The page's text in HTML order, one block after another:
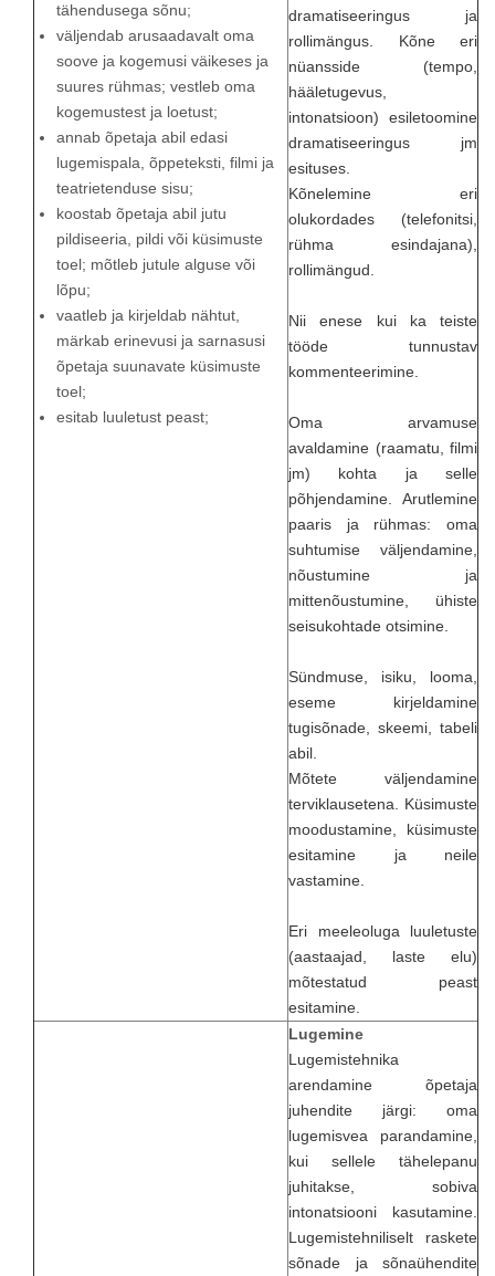
tähendusega sõnu;
väljendab arusaadavalt oma
soove ja kogemusi väikeses ja
suures rühmas; vestleb oma
kogemustest ja loetust;
annab õpetaja abil edasi
lugemispala, õppeteksti, filmi ja
teatrietenduse sisu;
koostab õpetaja abil jutu
pildiseeria, pildi või küsimuste
toel; mõtleb jutule alguse või
lõpu;
vaatleb ja kirjeldab nähtut,
märkab erinevusi ja sarnasusi
õpetaja suunavate küsimuste
toel;
esitab luuletust peast;
dramatiseeringus ja
rollimängus. Kõne eri
nüansside (tempo,
hääletugevus,
intonatsioon) esiletoomine
dramatiseeringus jm
esituses.
Kõnelemine eri
olukordades (telefonitsi,
rühma esindajana),
rollimängud.
Nii enese kui ka teiste
tööde tunnustav
kommenteerimine.
Oma arvamuse
avaldamine (raamatu, filmi
jm) kohta ja selle
põhjendamine. Arutlemine
paaris ja rühmas: oma
suhtumise väljendamine,
nõustumine ja
mittenõustumine, ühiste
seisukohtade otsimine.
Sündmuse, isiku, looma,
eseme kirjeldamine
tugisõnade, skeemi, tabeli
abil.
Mõtete väljendamine
terviklausetena. Küsimuste
moodustamine, küsimuste
esitamine ja neile
vastamine.
Eri meeleoluga luuletuste
(aastaajad, laste elu)
mõtestatud peast
esitamine.
Lugemine
Lugemistehnika
arendamine õpetaja
juhendite järgi: oma
lugemisvea parandamine,
kui sellele tähelepanu
juhitakse, sobiva
intonatsiooni kasutamine.
Lugemistehniliselt raskete
sõnade ja sõnaühendite